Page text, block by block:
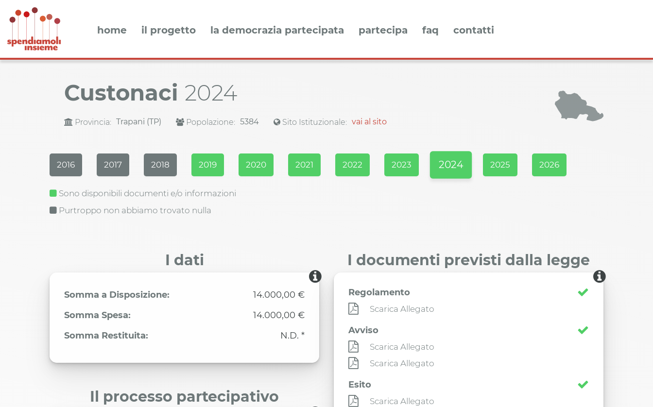
home il progetto la democrazia partecipata partecipa faq contatti
Custonaci 2024
Provincia: Trapani (TP) Popolazione: 5384 Sito Istituzionale: vai al sito
2016 2017 2018 2019 2020 2021 2022 2023 2024 2025 2026
Sono disponibili documenti e/o informazioni
Purtroppo non abbiamo trovato nulla
I dati
Somma a Disposizione:
14.000,00 €
Somma Spesa:
14.000,00 €
Somma Restituita:
N.D. *
I documenti previsti dalla legge
Regolamento
Scarica Allegato
Avviso
Scarica Allegato
Scarica Allegato
Esito
Scarica Allegato
Il processo partecipativo